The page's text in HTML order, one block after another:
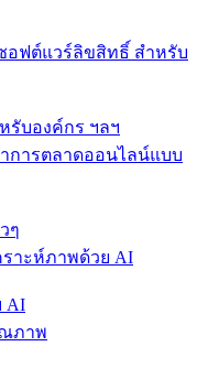
รับองค์กร ฯลฯ
ๆ
AI